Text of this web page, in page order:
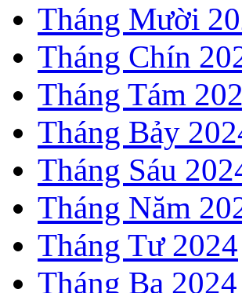
Tháng Mười
Tháng Chín
Tháng Tám
Tháng Bảy
Tháng Sáu
Tháng Năm
Tháng Tư 2024
Tháng Ba 2024